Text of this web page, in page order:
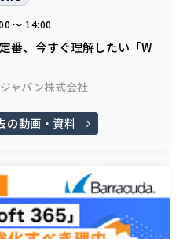
〜 14:00
番、今すぐ理解したい「W
ャパン株式会社
の動画・資料